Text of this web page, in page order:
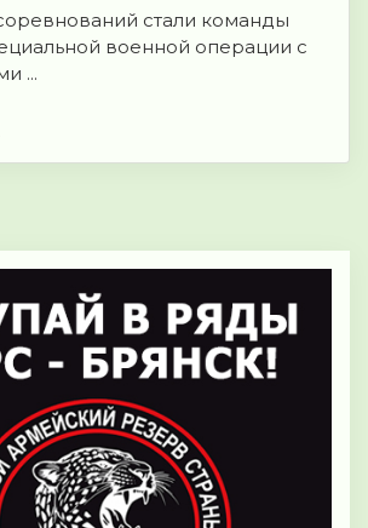
стали команды
военной операции с
...